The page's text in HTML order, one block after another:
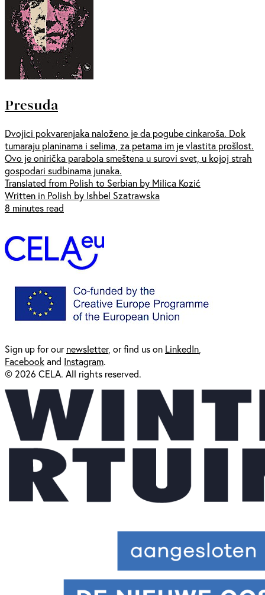
Presuda
Dvojici pokvarenjaka naloženo je da pogube cinkaroša. Dok
tumaraju planinama i selima, za petama im je vlastita prošlost.
Ovo je onirička parabola smeštena u surovi svet, u kojoj strah
gospodari sudbinama junaka.
Translated from Polish to Serbian by Milica Kozić
Written in Polish by Ishbel Szatrawska
8 minutes read
Sign up for ournewsletter, or find us on LinkedIn
Facebookand Instagram.
© 2026 CELA. All rights reserved.